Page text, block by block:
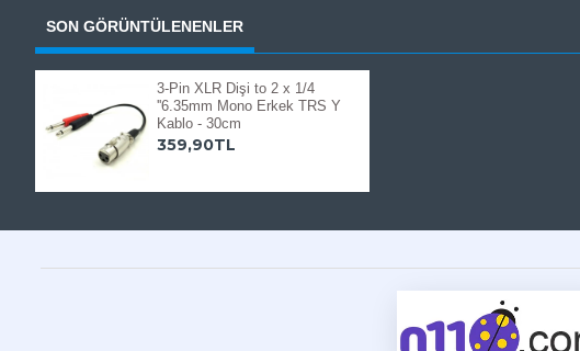
SON GÖRÜNTÜLENENLER
3-Pin XLR Dişi to 2 x 1/4
''6.35mm Mono Erkek TRS Y
Kablo - 30cm
359,90TL